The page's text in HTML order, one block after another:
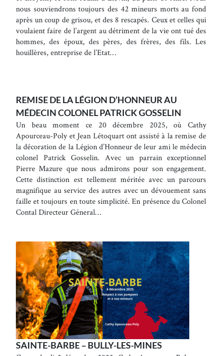
nous souviendrons toujours des 42 mineurs morts au fond
après un coup de grisou, et des 8 rescapés. Ceux et celles qui
voulaient faire de l’argent au détriment de la vie ont tué des
hommes, des époux, des pères, des frères, des fils. Les
houillères, entreprise de l’Etat…
REMISE DE LA LÉGION D’HONNEUR AU
MÉDECIN COLONEL PATRICK GOSSELIN
Un beau moment ce 20 décembre 2025, où Cathy
Apourceau-Poly et Jean Létoquart ont assisté à la remise de
la décoration de la Légion d’Honneur de leur ami le médecin
colonel Patrick Gosselin. Avec un parrain exceptionnel
Pierre Mazure que nous admirons pour son engagement.
Cette distinction est tellement méritée avec un parcours
magnifique au service des autres avec un dévouement sans
faille et toujours en toute simplicité. En présence du Colonel
Contal Directeur Géneral…
SAINTE-BARBE – BULLY-LES-MINES